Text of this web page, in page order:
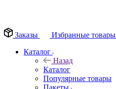
Заказы
Избранные товары
Каталог
Назад
Каталог
Популярные товары
Пакеты